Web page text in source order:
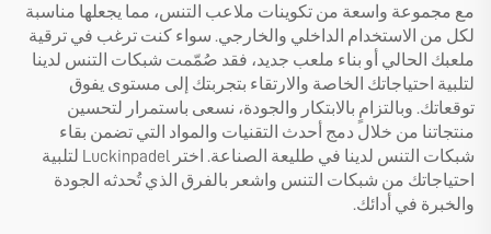
مع مجموعة واسعة من تكوينات ملاعب التنس، مما يجعلها مناسبة
لكل من الاستخدام الداخلي والخارجي. سواء كنت ترغب في ترقية
ملعبك الحالي أو بناء ملعب جديد، فقد صُمّمت شبكات التنس لدينا
لتلبية احتياجاتك الخاصة والارتقاء بتجربتك إلى مستوى يفوق
توقعاتك. وبالتزامٍ بالابتكار والجودة، نسعى باستمرار لتحسين
منتجاتنا من خلال دمج أحدث التقنيات والمواد التي تضمن بقاء
شبكات التنس لدينا في طليعة الصناعة. اختر Luckinpadel لتلبية
احتياجاتك من شبكات التنس واشعر بالفرق الذي تُحدثه الجودة
والخبرة في أدائك.